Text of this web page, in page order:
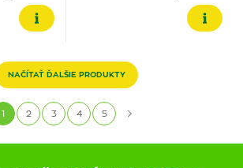
NAČÍTAŤ ĎALŠIE PRODUKTY
1 2 3 4 5